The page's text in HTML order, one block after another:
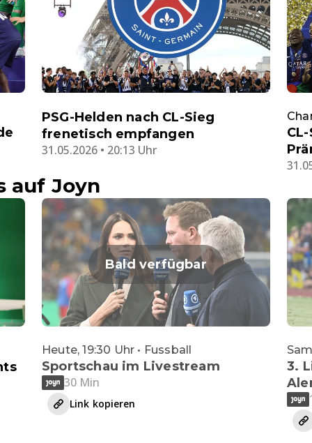
PSG-Helden nach CL-Sieg
frenetisch empfangen
31.05.2026 • 20:13 Uhr
auf Joyn
Bald verfügbar
Heute, 19:30 Uhr • Fussball
Sportschau im Livestream
30 Min
Link kopieren
3.